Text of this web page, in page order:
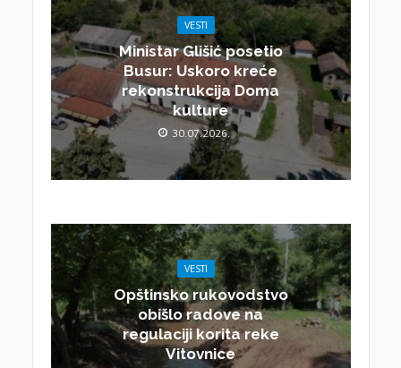
VESTI
Ministar Glišić posetio
Busur: Uskoro kreće
rekonstrukcija Doma
kulture
30.07.2026.
VESTI
Opštinsko rukovodstvo
obišlo radove na
regulaciji korita reke
Vitovnice